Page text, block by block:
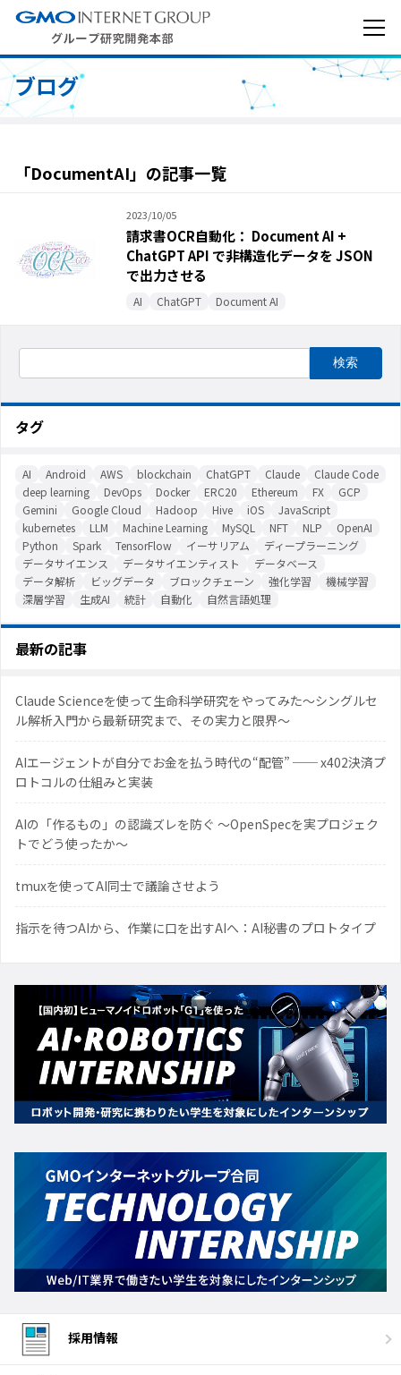
ブログ
「DocumentAI」の記事一覧
2023/10/05
請求書OCR自動化： Document AI +
ChatGPT API で非構造化データを JSON
で出力させる
AI ChatGPT Document AI
タグ
AI Android AWS blockchain ChatGPT Claude
Claude Code
deep learning
DevOps Docker ERC20 Ethereum FX
GCP
Gemini
Google Cloud Hadoop Hive iOS
JavaScript
kubernetes
LLM Machine Learning MySQL NFT NLP
OpenAI
Python
Spark TensorFlow イーサリアム
ディープラーニング
データサイエンス
データサイエンティスト
データベース
データ解析
ビッグデータ ブロックチェーン 強化学習
機械学習
深層学習
生成AI 統計 自動化 自然言語処理
最新の記事
Claude Scienceを使って生命科学研究をやってみた〜シングルセ
ル解析入門から最新研究まで、その実力と限界〜
AIエージェントが自分でお金を払う時代の“配管” ── x402決済プ
ロトコルの仕組みと実装
AIの「作るもの」の認識ズレを防ぐ 〜OpenSpecを実プロジェク
トでどう使ったか〜
tmuxを使ってAI同士で議論させよう
指示を待つAIから、作業に口を出すAIへ：AI秘書のプロトタイプ
採用情報